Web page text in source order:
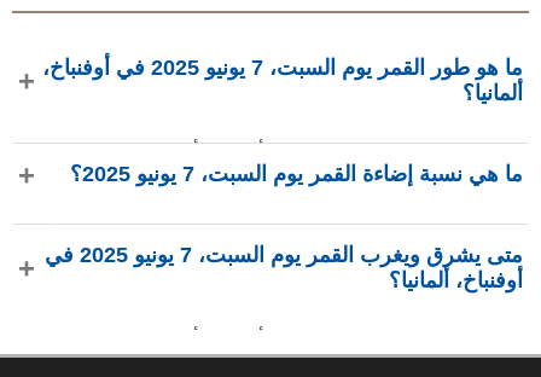
ما هو طور القمر يوم السبت، 7 يونيو 2025 في أوفنباخ،
ألمانيا؟
أحدب متزايد بإضاءة 89.55%، عمره 11.67 يومًا، ويقع في كوكبة ما هي نسبة إضاءة القمر يوم السبت، 7 يونيو 2025؟
phasesmoon.com.
متى يشرق ويغرب القمر يوم السبت، 7 يونيو 2025 في
أوفنباخ، ألمانيا؟